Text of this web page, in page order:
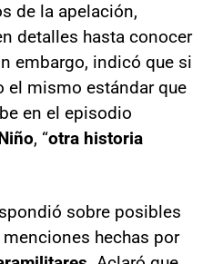
de la apelación,
detalles hasta conocer
embargo, indicó que si
el mismo estándar que
en el episodio
, “otra historia
sobre posibles
hechas por